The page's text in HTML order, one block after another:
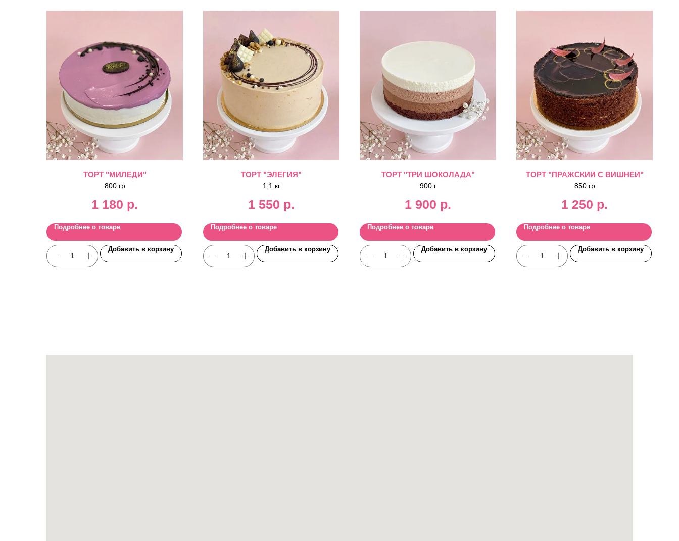
ТОРТ "МИЛЕДИ"
800 гр
1 180 р.
Подробнее о товаре
Добавить в корзину
ТОРТ "ЭЛЕГИЯ"
1,1 кг
1 550 р.
Подробнее о товаре
Добавить в корзину
ТОРТ "ТРИ ШОКОЛАДА"
900 г
1 900 р.
Подробнее о товаре
Добавить в корзину
ТОРТ "ПРАЖСКИЙ С ВИШНЕЙ"
850 гр
1 250 р.
Подробнее о товаре
Добавить в корзину